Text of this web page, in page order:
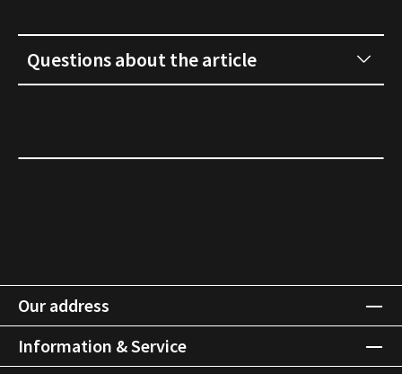
Questions about the article
Our address
Information & Service